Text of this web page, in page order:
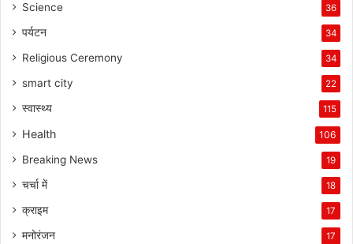
Science 36
पर्यटन 34
Religious Ceremony 34
smart city 22
स्वास्थ्य 115
Health 106
Breaking News 19
चर्चा में 18
क्राइम 17
मनोरंजन 17